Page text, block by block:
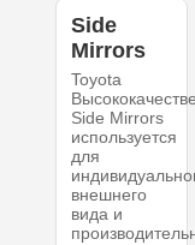
Side
Mirrors
Toyota
Side Mirrors
используется
для
внешнего
вида и